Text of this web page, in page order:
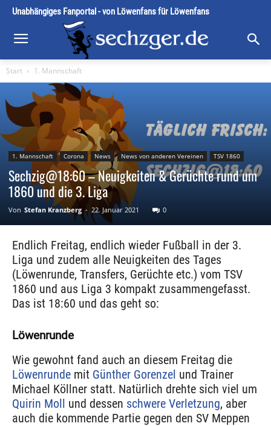
Unabhängiges Fanportal - von Löwenfans für Löwenfans
Start 1. Mannschaft
1. Mannschaft Corona News News von anderen Vereinen TSV 1860
Sechzig@18:60 – Neuigkeiten & Gerüchte rund um
1860 und die 3. Liga
Von Stefan Kranzberg - 22. Januar 2021 0
Endlich Freitag, endlich wieder Fußball in der 3.
Liga und zudem alle Neuigkeiten des Tages
(Löwenrunde, Transfers, Gerüchte etc.) vom TSV
1860 und aus Liga 3 kompakt zusammengefasst.
Das ist 18:60 und das geht so:
Löwenrunde
Wie gewohnt fand auch an diesem Freitag die
Löwenrunde mit Günther Gorenzel und Trainer
Michael Köllner statt. Natürlich drehte sich viel um
Quirin Moll und dessen schwere Verletzung, aber
auch die kommende Partie gegen den SV Meppen